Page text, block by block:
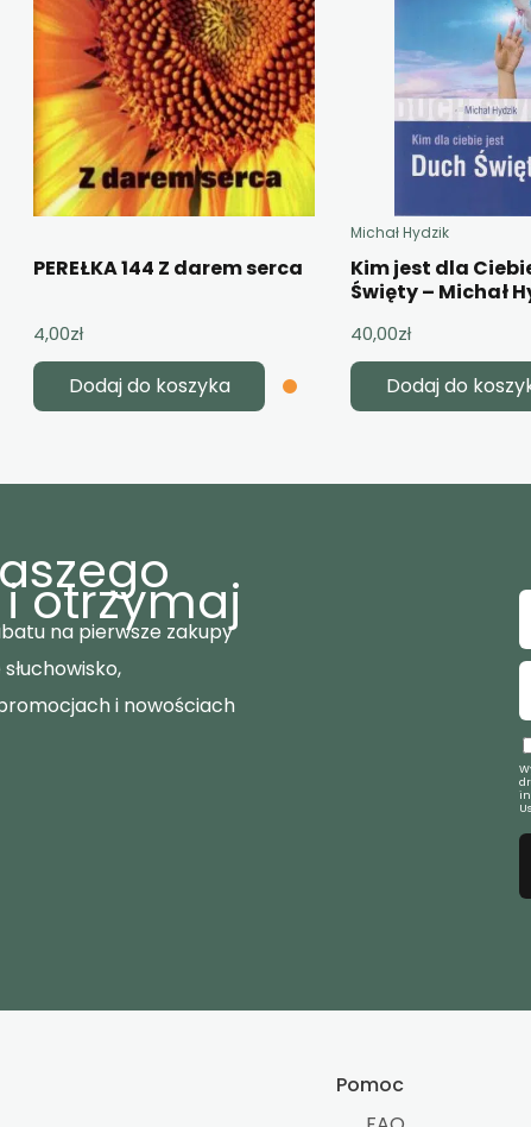
PEREŁKA 144 Z darem serca
4,00zł
Dodaj do koszyka
Michał Hydzik
Kim jest dla
Święty – Michał
40,00zł
Dodaj do
otrzymaj
na pierwsze zakupy
i nowościach
Pomoc